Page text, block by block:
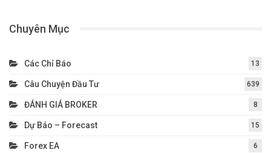
Chuyên Mục
Các Chỉ Báo 13
Câu Chuyện Đầu Tư 639
ĐÁNH GIÁ BROKER 8
Dự Báo – Forecast 15
Forex EA 6